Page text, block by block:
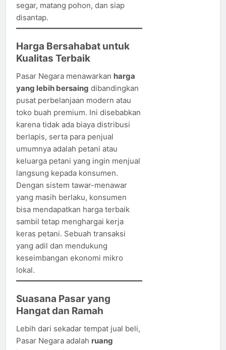
segar, matang pohon, dan siap
disantap.
Harga Bersahabat untuk
Kualitas Terbaik
Pasar Negara menawarkan harga
yang lebih bersaing dibandingkan
pusat perbelanjaan modern atau
toko buah premium. Ini disebabkan
karena tidak ada biaya distribusi
berlapis, serta para penjual
umumnya adalah petani atau
keluarga petani yang ingin menjual
langsung kepada konsumen.
Dengan sistem tawar-menawar
yang masih berlaku, konsumen
bisa mendapatkan harga terbaik
sambil tetap menghargai kerja
keras petani. Sebuah transaksi
yang adil dan mendukung
keseimbangan ekonomi mikro
lokal.
Suasana Pasar yang
Hangat dan Ramah
Lebih dari sekadar tempat jual beli,
Pasar Negara adalah ruang